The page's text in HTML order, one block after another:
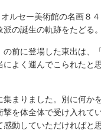
ルセー美術館の名画８
の誕生の軌跡をたどる。
前に登場した東出は、
よく運んでこられたと
まりました。別に何か
を体全体で受け入れて
動していただければと